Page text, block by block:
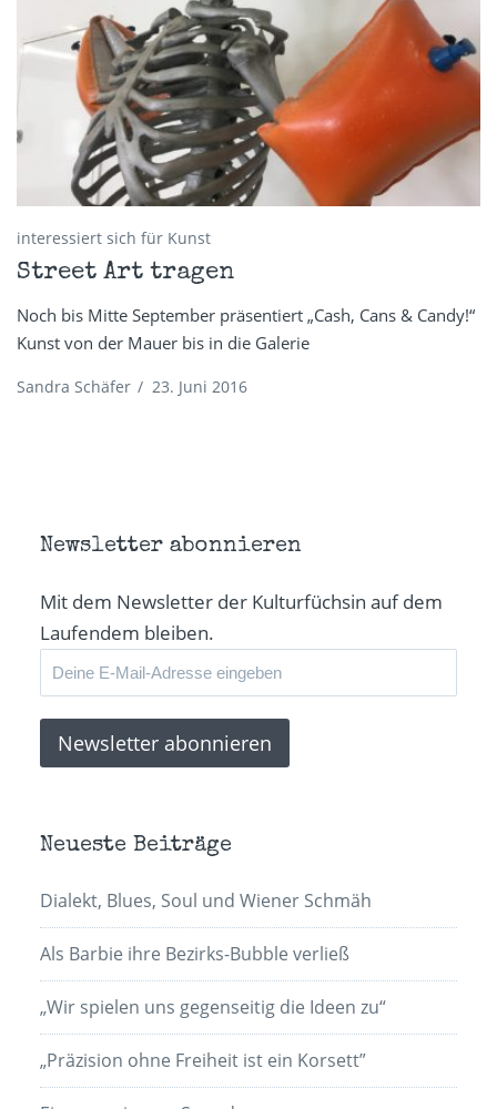
interessiert sich für Kunst
Street Art tragen
Noch bis Mitte September präsentiert „Cash, Cans & Candy!“
Kunst von der Mauer bis in die Galerie
Sandra Schäfer / 23. Juni 2016
Newsletter abonnieren
Mit dem Newsletter der Kulturfüchsin auf dem
Laufendem bleiben.
Neueste Beiträge
Dialekt, Blues, Soul und Wiener Schmäh
Als Barbie ihre Bezirks-Bubble verließ
„Wir spielen uns gegenseitig die Ideen zu“
„Präzision ohne Freiheit ist ein Korsett”